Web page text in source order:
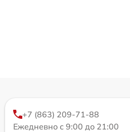
+7 (863) 209-71-88
Ежедневно с 9:00 до 21:00